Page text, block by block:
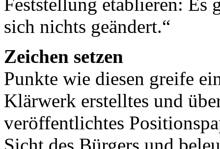
Feststellung etablieren: Es
sich nichts geändert.“
Zeichen setzen
Punkte wie diesen greife
Klärwerk erstelltes und
veröffentlichtes